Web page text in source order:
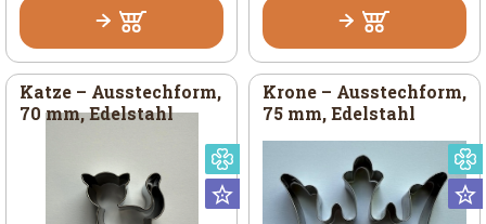
Universal
Katze – Ausstechform,
70 mm, Edelstahl
Krone – Ausstechform,
75 mm, Edelstahl